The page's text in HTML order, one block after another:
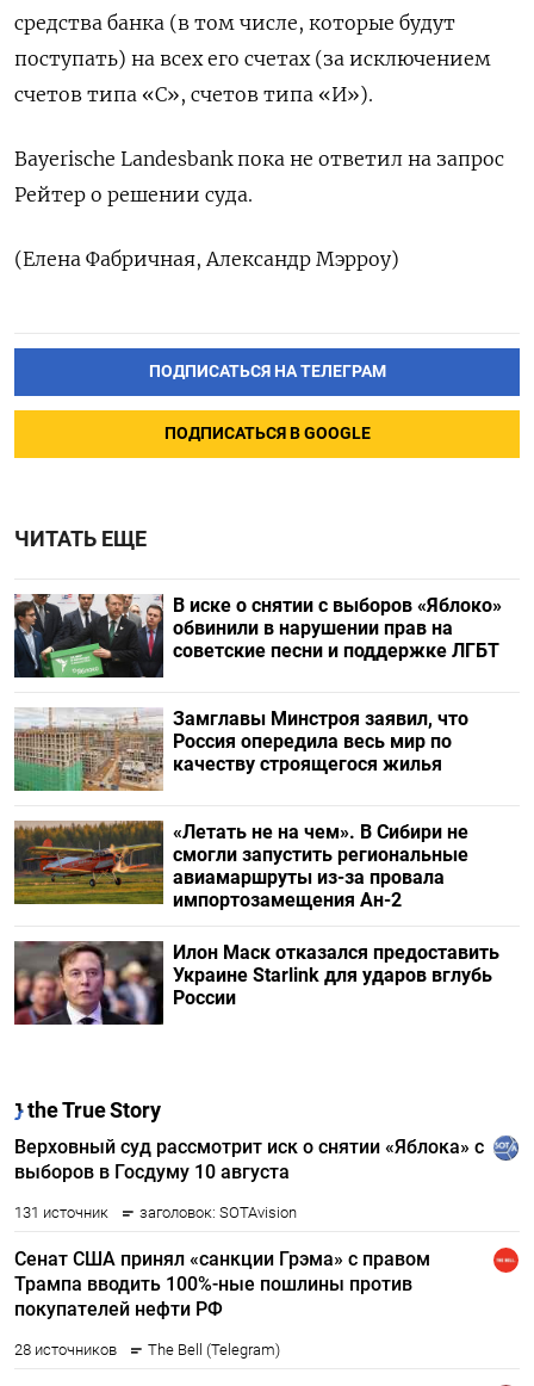
средства банка (в том числе, которые будут
поступать) на всех его счетах (за исключением
счетов типа «С», счетов типа «И»).
Bayerische Landesbank пока не ответил на запрос
Рейтер о решении суда.
(Елена Фабричная, Александр Мэрроу)
ПОДПИСАТЬСЯ НА ТЕЛЕГРАМ
ПОДПИСАТЬСЯ В GOOGLE
ЧИТАТЬ ЕЩЕ
В иске о снятии с выборов «Яблоко»
обвинили в нарушении прав на
советские песни и поддержке ЛГБТ
Замглавы Минстроя заявил, что
Россия опередила весь мир по
качеству строящегося жилья
«Летать не на чем». В Сибири не
смогли запустить региональные
авиамаршруты из-за провала
импортозамещения Ан-2
Илон Маск отказался предоставить
Украине Starlink для ударов вглубь
России